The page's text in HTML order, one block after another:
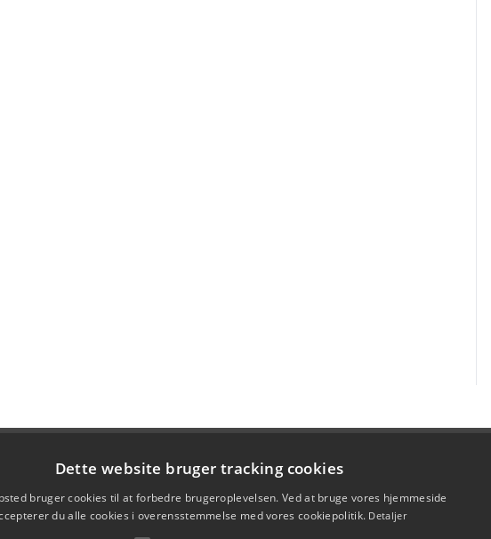
Dette website bruger tracking cookies
bruger cookies til at forbedre brugeroplevelsen. Ved at bruge vores hjemmeside
du alle cookies i overensstemmelse med vores cookiepolitik. Detaljer